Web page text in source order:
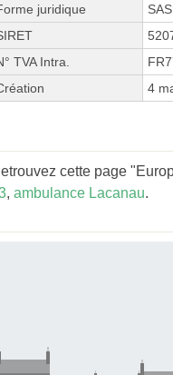
juridique
SAS
TVA Intra.
4
cette page
, ambulance Lacanau.